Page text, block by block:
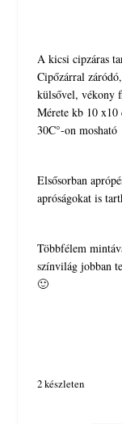
A kicsi cipzáras
Cipőzárral
külsővel, vékony
Mérete kb 10 x10
30C°-on mosható
Elsősorban
apróságokat is
Többfélem
színvilág jobban
🙂
2 készleten